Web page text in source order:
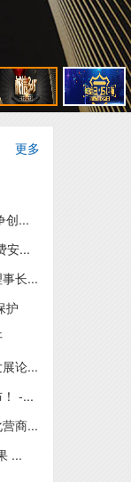
更多
创...
安...
长...
护
论...
-...
商...
...